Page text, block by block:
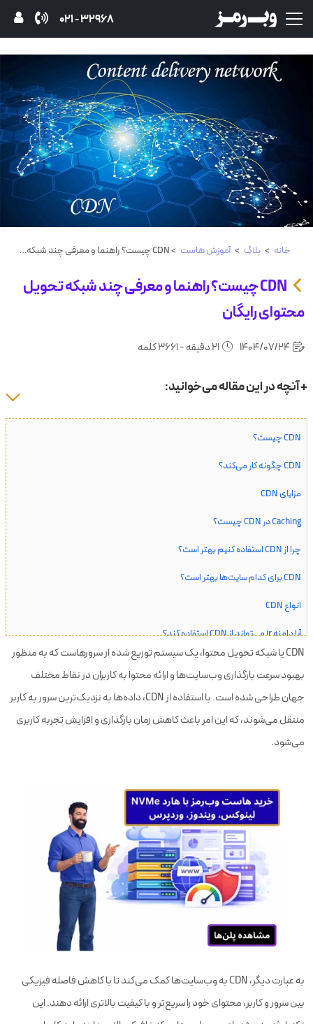
32968 - 021
خانه > بلاگ > آموزش هاست > CDN چیست؟ راهنما و معرفی چند شبکه تحویل محتوای رایگان
CDN چیست؟ راهنما و معرفی چند شبکه تحویل
محتوای رایگان
+ آنچه در این مقاله می‌خوانید:
CDN چیست؟
CDN چگونه کار می‌کند؟
مزایای CDN
Caching در CDN چیست؟
چرا از CDN استفاده کنیم بهتر است؟
CDN برای کدام سایت‌ها بهتر است؟
انواع CDN
آیا دامنه ir می‌تواند از CDN استفاده کند؟
بهترین تأمین‌کنندگان CDN
جمع بندی
سوالات متداول درباره CDN
CDN یا شبکه تحویل محتوا، یک سیستم توزیع شده از سرورهاست که به منظور
بهبود سرعت بارگذاری وب‌سایت‌ها و ارائه محتوا به کاربران در نقاط مختلف
جهان طراحی شده است. با استفاده از CDN، داده‌ها به نزدیک‌ترین سرور به کاربر
منتقل می‌شوند، که این امر باعث کاهش زمان بارگذاری و افزایش تجربه کاربری
می‌شود.
به عبارت دیگر، CDN به وب‌سایت‌ها کمک می‌کند تا با کاهش فاصله فیزیکی
بین سرور و کاربر، محتوای خود را سریع‌تر و با کیفیت بالاتری ارائه دهند. این